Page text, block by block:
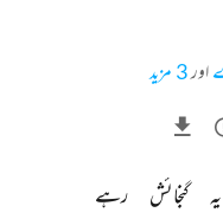
اور3 مزید
یہ گنجائش
رہے